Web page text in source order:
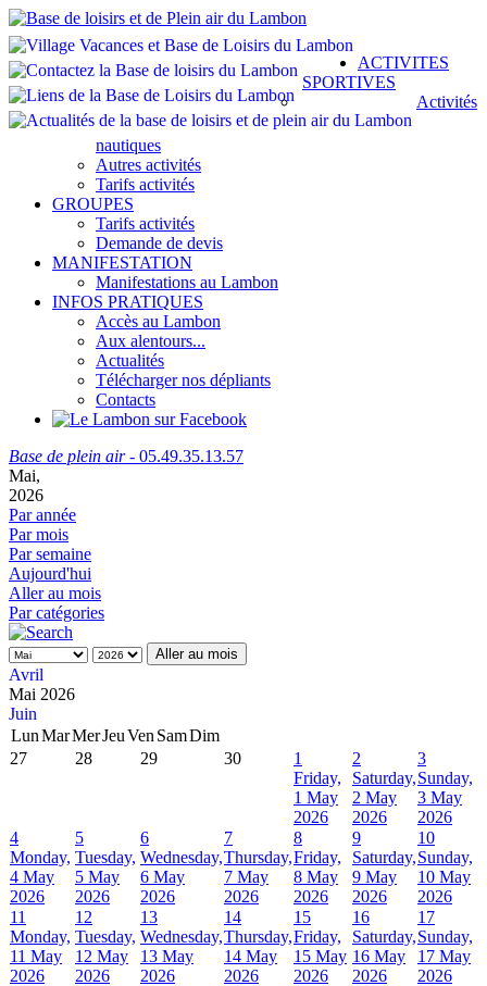
ACTIVITES
SPORTIVES
Activités
nautiques
Autres activités
Tarifs activités
GROUPES
Tarifs activités
Demande de devis
MANIFESTATION
Manifestations au Lambon
INFOS PRATIQUES
Accès au Lambon
Aux alentours...
Actualités
Télécharger nos dépliants
Contacts
Base de plein air- 05.49.35.13.57
Mai,
2026
Par année
Par mois
Par semaine
Aujourd'hui
Aller au mois
Par catégories
Aller au mois
Avril
Mai 2026
Juin
LunMarMerJeuVen SamDim
27
28 29 30
1
Friday,
1 May
2026
2
Saturday,
2 May
2026
3
Sunday,
3 May
2026
4
Monday,
4 May
2026
5
Tuesday,
5 May
2026
6
Wednesday,
6 May
2026
7
Thursday,
7 May
2026
8
Friday,
8 May
2026
9
Saturday,
9 May
2026
10
Sunday,
10 May
2026
11
Monday,
11 May
2026
12
Tuesday,
12 May
2026
13
Wednesday,
13 May
2026
14
Thursday,
14 May
2026
15
Friday,
15 May
2026
16
Saturday,
16 May
2026
17
Sunday,
17 May
2026